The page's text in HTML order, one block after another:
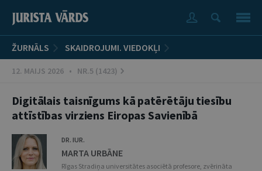
ŽURNĀLS SKAIDROJUMI. VIEDOKĻI
12. MAIJS 2026 • NR.5 (1423)
Digitālais taisnīgums kā patērētāju tiesību
attīstības virziens Eiropas Savienībā
DR. IUR.
MARTA URBĀNE
Rīgas Stradiņa universitātes asociētā profesore, zvērināta